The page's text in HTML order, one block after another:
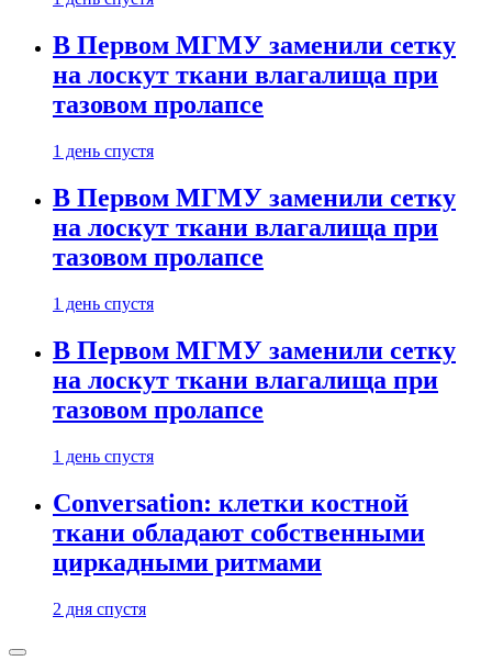
В Первом МГМУ заменили сетку
на лоскут ткани влагалища при
тазовом пролапсе
1 день спустя
В Первом МГМУ заменили сетку
на лоскут ткани влагалища при
тазовом пролапсе
1 день спустя
В Первом МГМУ заменили сетку
на лоскут ткани влагалища при
тазовом пролапсе
1 день спустя
Conversation: клетки костной
ткани обладают собственными
циркадными ритмами
2 дня спустя